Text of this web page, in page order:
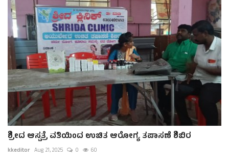
ಶ್ರೀದ ಆಸ್ಪತ್ರೆ ವತಿಯಿಂದ ಉಚಿತ ಆರೋಗ್ಯ ತಪಾಸಣೆ ಶಿಬಿರ
kkeditor Aug 21, 2025 0 60